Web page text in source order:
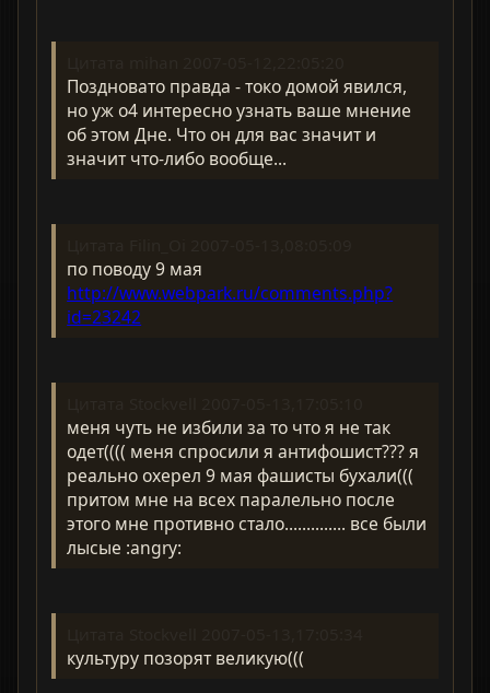
Поздновато правда - токо домой явился,
но уж о4 интересно узнать ваше мнение
об этом Дне. Что он для вас значит и
значит что-либо вообще...
по поводу 9 мая
http://www.webpark.ru/comments.php?
id=23242
меня чуть не избили за то что я не так
одет(((( меня спросили я антифошист??? я
реально охерел 9 мая фашисты бухали(((
притом мне на всех паралельно после
этого мне противно стало.............. все были
лысые :angry:
культуру позорят великую(((